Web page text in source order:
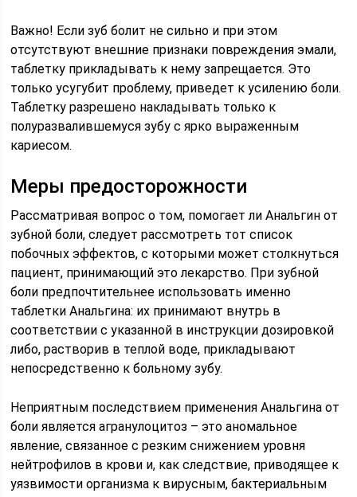
Важно! Если зуб болит не сильно и при этом
отсутствуют внешние признаки повреждения эмали,
таблетку прикладывать к нему запрещается. Это
только усугубит проблему, приведет к усилению боли.
Таблетку разрешено накладывать только к
полуразвалившемуся зубу с ярко выраженным
кариесом.
Меры предосторожности
Рассматривая вопрос о том, помогает ли Анальгин от
зубной боли, следует рассмотреть тот список
побочных эффектов, с которыми может столкнуться
пациент, принимающий это лекарство. При зубной
боли предпочтительнее использовать именно
таблетки Анальгина: их принимают внутрь в
соответствии с указанной в инструкции дозировкой
либо, растворив в теплой воде, прикладывают
непосредственно к больному зубу.
Неприятным последствием применения Анальгина от
боли является агранулоцитоз – это аномальное
явление, связанное с резким снижением уровня
нейтрофилов в крови и, как следствие, приводящее к
уязвимости организма к вирусным, бактериальным